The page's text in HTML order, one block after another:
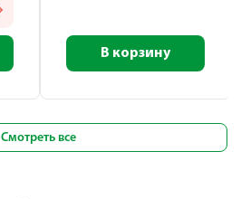
В корзину
Смотреть все